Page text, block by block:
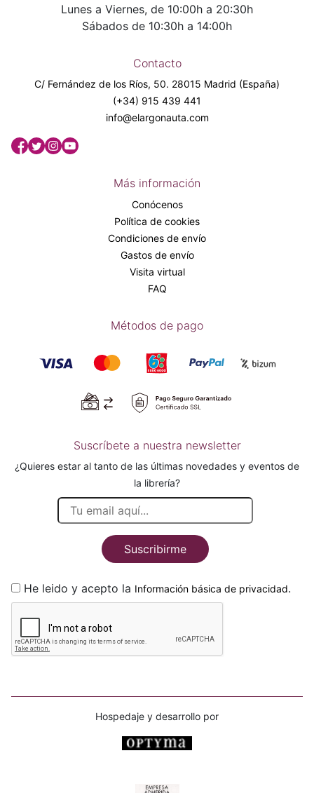
Lunes a Viernes, de 10:00h a 20:30h
Sábados de 10:30h a 14:00h
Contacto
C/ Fernández de los Ríos, 50. 28015 Madrid (España)
(+34) 915 439 441
info@elargonauta.com
Más información
Conócenos
Política de cookies
Condiciones de envío
Gastos de envío
Visita virtual
FAQ
Métodos de pago
Suscríbete a nuestra newsletter
¿Quieres estar al tanto de las últimas novedades y eventos de
la librería?
Suscribirme
He leido y acepto la Información básica de privacidad.
Hospedaje y desarrollo por